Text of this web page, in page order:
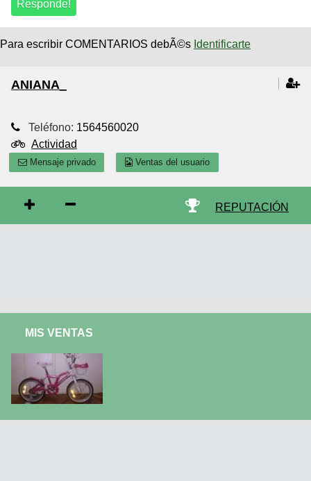
Para escribir COMENTARIOS debÃ©s Identificarte
ANIANA_
Teléfono: 1564560020
Actividad
Mensaje privado Ventas del usuario
REPUTACIÓN
MIS VENTAS